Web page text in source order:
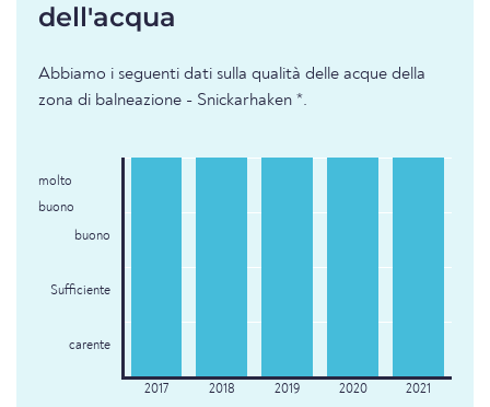
dell'acqua
Abbiamo i seguenti dati sulla qualità delle acque della
zona di balneazione - Snickarhaken *.
molto
buono
buono
Sufficiente
carente